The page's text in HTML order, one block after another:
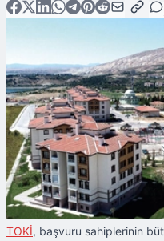
TOKİ, başvuru sahiplerinin